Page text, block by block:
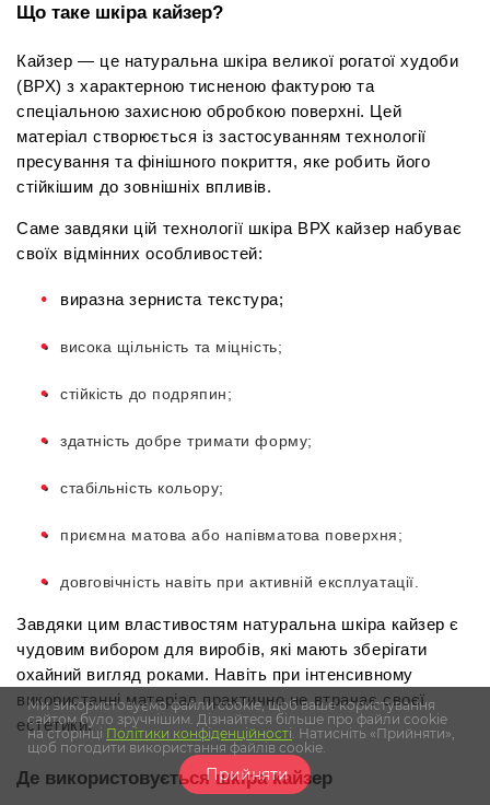
Що таке шкіра кайзер?
Кайзер — це натуральна шкіра великої рогатої худоби
(ВРХ) з характерною тисненою фактурою та
спеціальною захисною обробкою поверхні. Цей
матеріал створюється із застосуванням технології
пресування та фінішного покриття, яке робить його
стійкішим до зовнішніх впливів.
Саме завдяки цій технології шкіра ВРХ кайзер набуває
своїх відмінних особливостей:
виразна зерниста текстура;
висока щільність та міцність;
стійкість до подряпин;
здатність добре тримати форму;
стабільність кольору;
приємна матова або напівматова поверхня;
довговічність навіть при активній експлуатації.
Завдяки цим властивостям натуральна шкіра кайзер є
чудовим вибором для виробів, які мають зберігати
охайний вигляд роками. Навіть при інтенсивному
використанні матеріал практично не втрачає своєї
естетики.
Де використовується шкіра кайзер
Ми використовуємо файли cookie, щоб ваше користування
сайтом було зручнішим. Дізнайтеся більше про файли cookie
на сторінці Політики конфіденційності. Натисніть «Прийняти»,
щоб погодити використання файлів cookie.
Прийняти